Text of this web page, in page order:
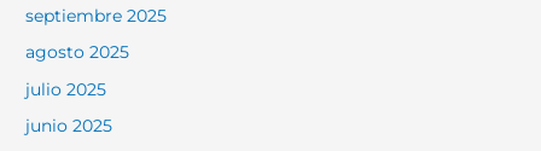
septiembre 2025
agosto 2025
julio 2025
junio 2025